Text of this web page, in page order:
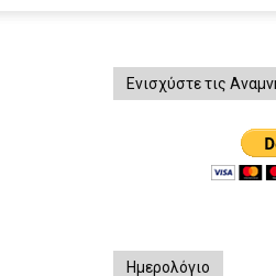
Ενισχύστε τις
Ημερολόγιο